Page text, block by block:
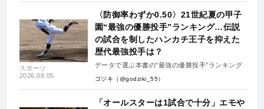
スポーツ
2026.08.05
〈防御率わずか0.50〉21世紀夏の甲子
園“最強の優勝投手”ランキング…伝説
の試合を制したハンカチ王子を抑えた
歴代最強投手は？
データで選ぶ本書の”最強の優勝投手”ランキング
ゴジキ（@godziki_55）
「オールスターは1試合で十分」エモや